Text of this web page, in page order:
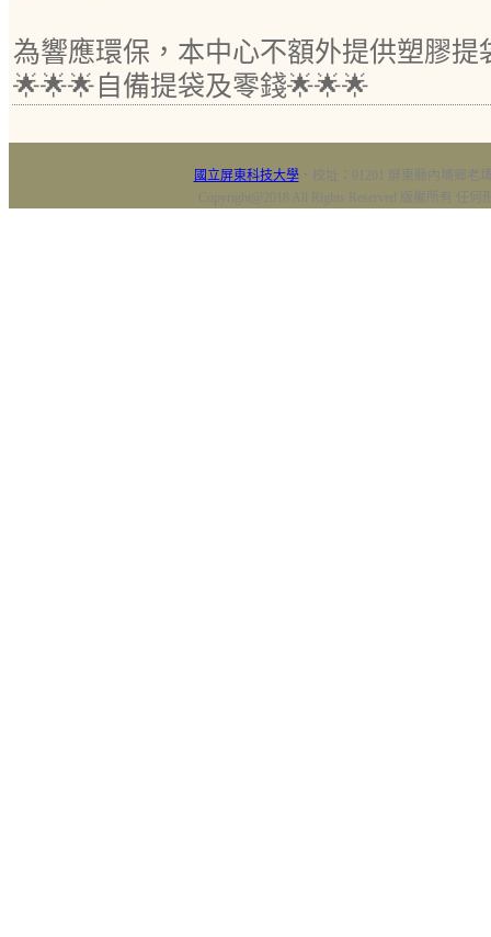
為響應環保，本中心不額外提供塑膠提
🌟🌟🌟自備提袋及零錢🌟🌟🌟
國立屏東科技大學‧校址：91201 屏東縣內埔鄉老